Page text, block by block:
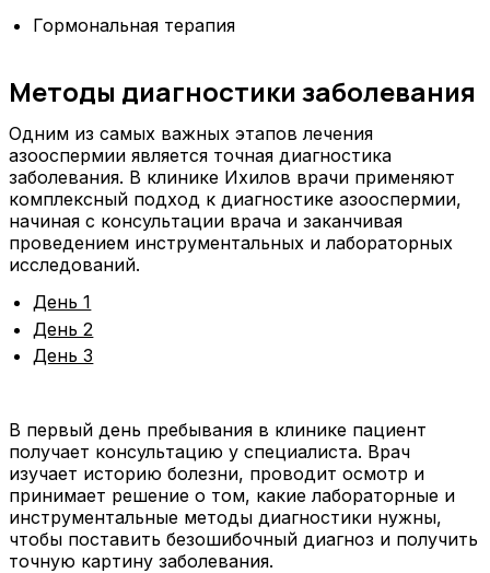
Гормональная терапия
Методы диагностики заболевания
Одним из самых важных этапов лечения
азооспермии является точная диагностика
заболевания. В клинике Ихилов врачи применяют
комплексный подход к диагностике азооспермии,
начиная с консультации врача и заканчивая
проведением инструментальных и лабораторных
исследований.
День 1
День 2
День 3
В первый день пребывания в клинике пациент
получает консультацию у специалиста. Врач
изучает историю болезни, проводит осмотр и
принимает решение о том, какие лабораторные и
инструментальные методы диагностики нужны,
чтобы поставить безошибочный диагноз и получить
точную картину заболевания.